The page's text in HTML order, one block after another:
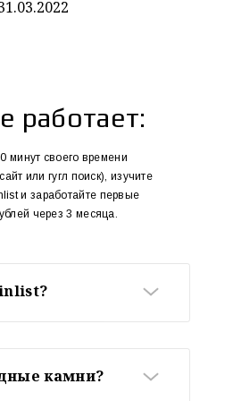
работает:
минут своего времени
или гугл поиск), изучите
и заработайте первые
через 3 месяца.
можно
в
монеты
камни?